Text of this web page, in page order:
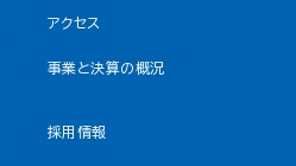
アクセス
事業と決算の概況
採用情報